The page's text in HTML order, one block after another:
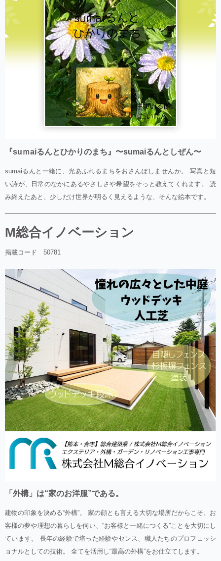
『suｍaiるんとひかりのまち』〜sumaiるんとしぜん〜
sumaiるんと一緒に、光あふれるまちをおさんぽしませんか。 写真と短
い詩が、日常のなかにあるやさしさや希望をそっと教えてくれます。 読
み終えたあと、少しだけ世界が明るく見えるような、そんな絵本です。
M総合イノベーション
掲載コード 50781
「外構」は“家のお洋服”である。
建物の印象を決める“外構”。 家の顔とも言える大切な場所だからこそ、お
客様の夢や理想の暮らしを伺い、“お客様と一緒につくる”ことを大切にし
ています。 長年の経験で培った経験やセンス、職人たちのプロフェッシ
ョナルとしての技術。 全てを活用し“最高の外構”をお仕立てします。